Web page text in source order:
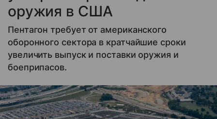
оружия в США
Пентагон требует от американского
оборонного сектора в кратчайшие сроки
увеличить выпуск и поставки оружия и
боеприпасов.